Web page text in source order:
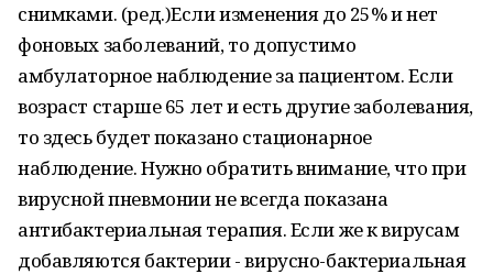
снимками. (ред.)Если изменения до 25% и нет
фоновых заболеваний, то допустимо
амбулаторное наблюдение за пациентом. Если
возраст старше 65 лет и есть другие заболевания,
то здесь будет показано стационарное
наблюдение. Нужно обратить внимание, что при
вирусной пневмонии не всегда показана
антибактериальная терапия. Если же к вирусам
добавляются бактерии - вирусно-бактериальная